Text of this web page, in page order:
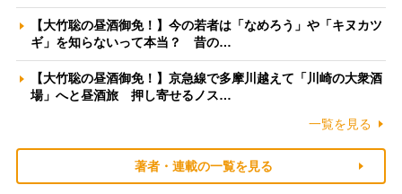
【大竹聡の昼酒御免！】今の若者は「なめろう」や「キヌカツ
ギ」を知らないって本当？ 昔の…
【大竹聡の昼酒御免！】京急線で多摩川越えて「川崎の大衆酒
場」へと昼酒旅 押し寄せるノス…
一覧を見る
著者・連載の一覧を見る